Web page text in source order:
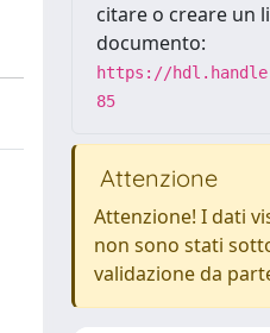
citare o creare un
documento:
https://
85
Attenzione
Attenzione! I dati
non sono stati
validazione da